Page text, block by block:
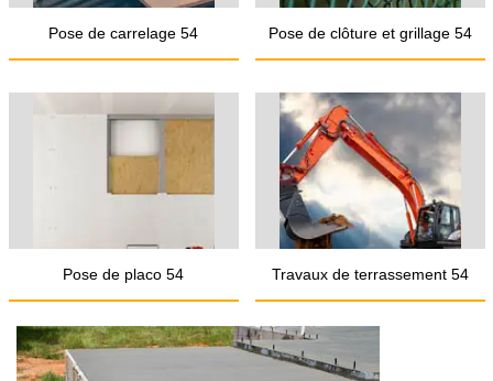
Pose de carrelage 54 Pose de clôture et grillage 54
Pose de placo 54 Travaux de terrassement 54